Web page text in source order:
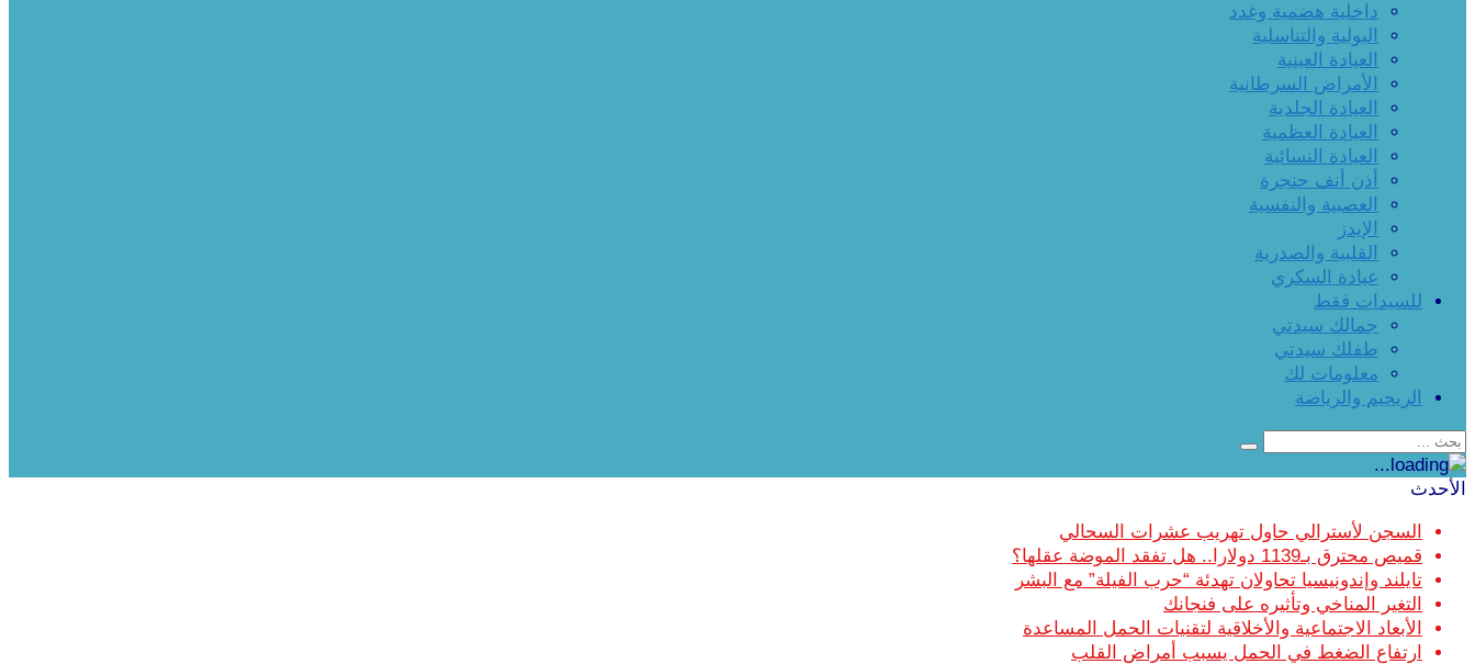
داخلية هضمية وغدد
البولية والتناسلية
العيادة العينية
الأمراض السرطانية
العيادة الجلدية
العيادة العظمية
العيادة النسائية
أذن أنف حنجرة
العصبية والنفسية
الإيدز
القلبية والصدرية
عيادة السكري
للسيدات فقط
جمالك سيدتي
طفلك سيدتي
معلومات لك
الريجيم والرياضة
الأحدث
السجن لأسترالي حاول تهريب عشرات السحالي
قميص محترق بـ1139 دولارا.. هل تفقد الموضة عقلها؟
تايلند وإندونيسيا تحاولان تهدئة “حرب الفيلة” مع البشر
التغير المناخي وتأثيره على فنجانك
الأبعاد الاجتماعية والأخلاقية لتقنيات الحمل المساعدة
ارتفاع الضغط في الحمل يسبب أمراض القلب